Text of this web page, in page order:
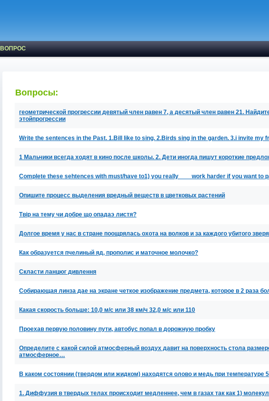
Вопросы:
геометрической прогрессии девятый член равен 7, а десятый член равен 21.
этойпрогрессии
Write the sentences in the Past. 1.Bill like to sing. 2.Birds sing in the garden. 3.i invite my
1 Мальчики всегда ходят в кино после школы. 2. Дети иногда пишут короткие
Complete these sehtences with must/have to1) you really ___ work harder if you want to
Опишите процесс выделения вредный веществ в цветковых растений
Твiр на тему чи добре що опадаэ листя?
Долгое время у нас в стране поощрялась охота на волков и за каждого убитого
Как образуется пчелиный яд, прополис и маточное молочко?
Скласти ланцюг дивлення
Собирающая линза дае на экране четкое изображение предмета, которое в 2 раза
Какая скорость больше: 10,0 м/с или 38 км/ч 32,0 м/с или 110
Проехав первую половину пути, автобус попал в дорожную пробку
Определите с какой силой атмосферный воздух давит на поверхность стола
атмосферное…
В каком состоянии (твердом или жидком) находятся олово и медь при температуре
1. Диффузия в твердых телах происходит медленнее, чем в газах так как 1)